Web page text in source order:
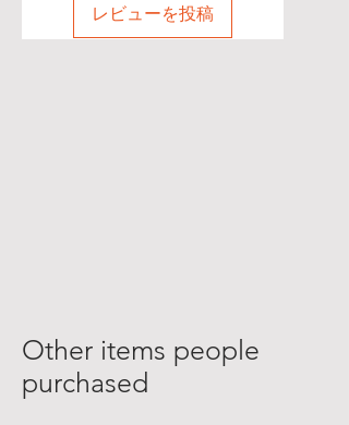
レビューを投稿
Other items people
purchased